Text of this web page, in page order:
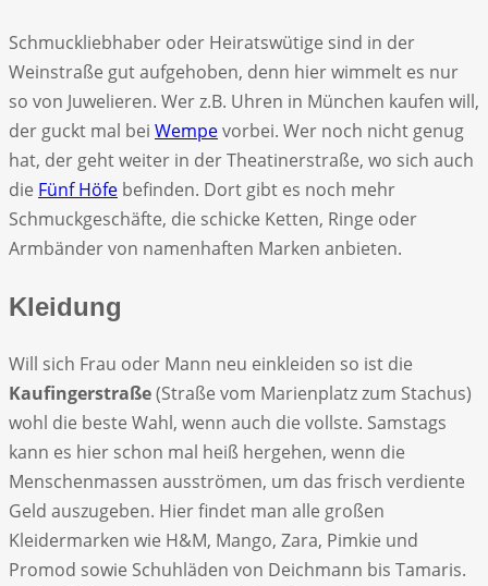
Schmuckliebhaber oder Heiratswütige sind in der
Weinstraße gut aufgehoben, denn hier wimmelt es nur
so von Juwelieren. Wer z.B. Uhren in München kaufen will,
der guckt mal bei Wempevorbei. Wer noch nicht genug
hat, der geht weiter in der Theatinerstraße, wo sich auch
die Fünf Höfe befinden. Dort gibt es noch mehr
Schmuckgeschäfte, die schicke Ketten, Ringe oder
Armbänder von namenhaften Marken anbieten.
Kleidung
Will sich Frau oder Mann neu einkleiden so ist die
Kaufingerstraße(Straße vom Marienplatz zum Stachus)
wohl die beste Wahl, wenn auch die vollste. Samstags
kann es hier schon mal heiß hergehen, wenn die
Menschenmassen ausströmen, um das frisch verdiente
Geld auszugeben. Hier findet man alle großen
Kleidermarken wie H&M, Mango, Zara, Pimkie und
Promod sowie Schuhläden von Deichmann bis Tamaris.